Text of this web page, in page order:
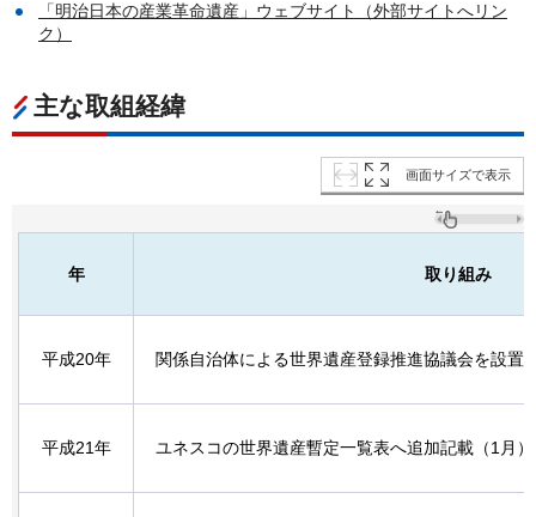
「明治日本の産業革命遺産」ウェブサイト（外部サイトへリン
ク）
主な取組経緯
画面サイズで表示
年 取り組み
平成20年 関係自治体による世界遺産登録推進協議会を設置
平成21年 ユネスコの世界遺産暫定一覧表へ追加記載（1月）